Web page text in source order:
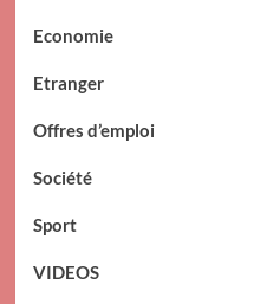
Economie
Etranger
Offres d’emploi
Société
Sport
VIDEOS